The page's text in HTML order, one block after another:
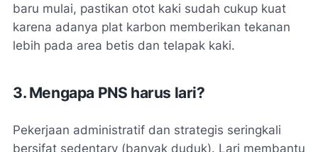
baru mulai, pastikan otot kaki sudah cukup kuat
karena adanya plat karbon memberikan tekanan
lebih pada area betis dan telapak kaki.
3. Mengapa PNS harus lari?
Pekerjaan administratif dan strategis seringkali
bersifat sedentary (banyak duduk). Lari membantu